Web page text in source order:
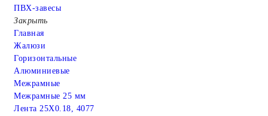
ПВХ-завесы
Закрыть
Главная
Жалюзи
Горизонтальные
Алюминиевые
Межрамные
Межрамные 25 мм
Лента 25X0.18, 4077